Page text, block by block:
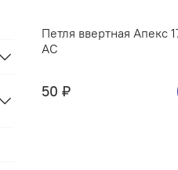
Петля ввертная Апекс
AC
50 ₽